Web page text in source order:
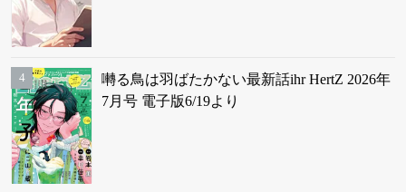
囀る鳥は羽ばたかない最新話ihr HertZ 2026年
7月号 電子版6/19より